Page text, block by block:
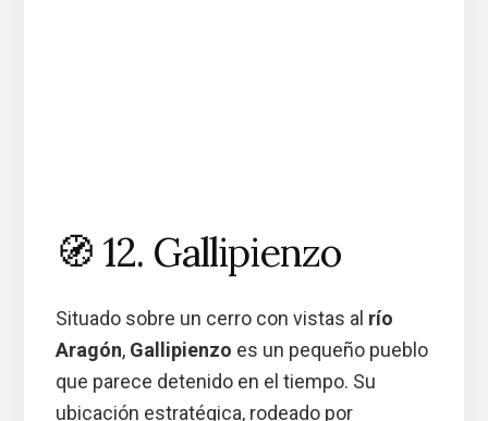
🧭 12. Gallipienzo
Situado sobre un cerro con vistas al río
Aragón, Gallipienzo es un pequeño pueblo
que parece detenido en el tiempo. Su
ubicación estratégica, rodeado por